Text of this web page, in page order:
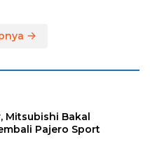
Mitsubishi Bakal
Pajero Sport